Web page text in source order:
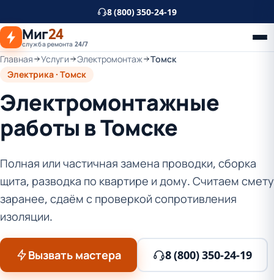
основному
контенту
8 (800) 350-24-19
Миг24
служба ремонта 24/7
Главная Услуги Электромонтаж
Томск
Электрика · Томск
Электромонтажные
работы в Томске
Полная или частичная замена проводки, сборка
щита, разводка по квартире и дому. Считаем смету
заранее, сдаём с проверкой сопротивления
изоляции.
Вызвать мастера 8 (800) 350-24-19